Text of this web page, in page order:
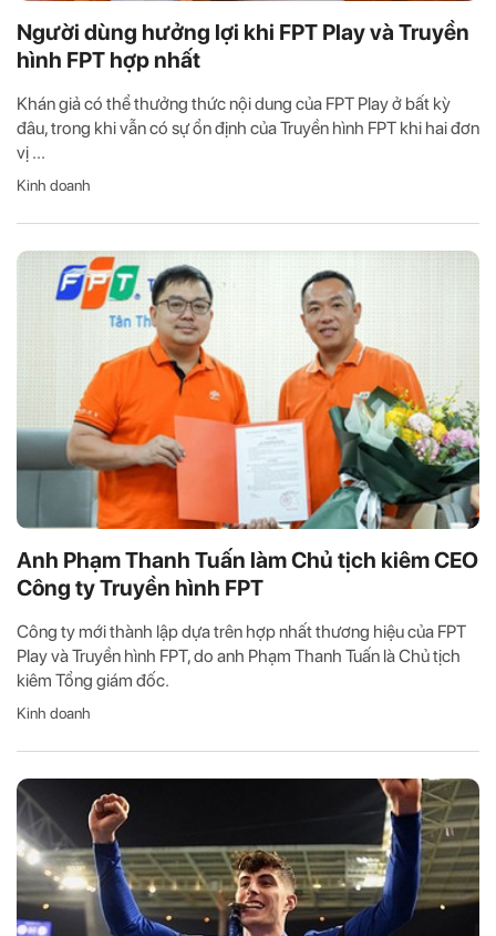
Người dùng hưởng lợi khi FPT Play và Truyền
hình FPT hợp nhất
Khán giả có thể thưởng thức nội dung của FPT Play ở bất kỳ
đâu, trong khi vẫn có sự ổn định của Truyền hình FPT khi hai đơn
vị ...
Kinh doanh
Anh Phạm Thanh Tuấn làm Chủ tịch kiêm CEO
Công ty Truyền hình FPT
Công ty mới thành lập dựa trên hợp nhất thương hiệu của FPT
Play và Truyền hình FPT, do anh Phạm Thanh Tuấn là Chủ tịch
kiêm Tổng giám đốc.
Kinh doanh